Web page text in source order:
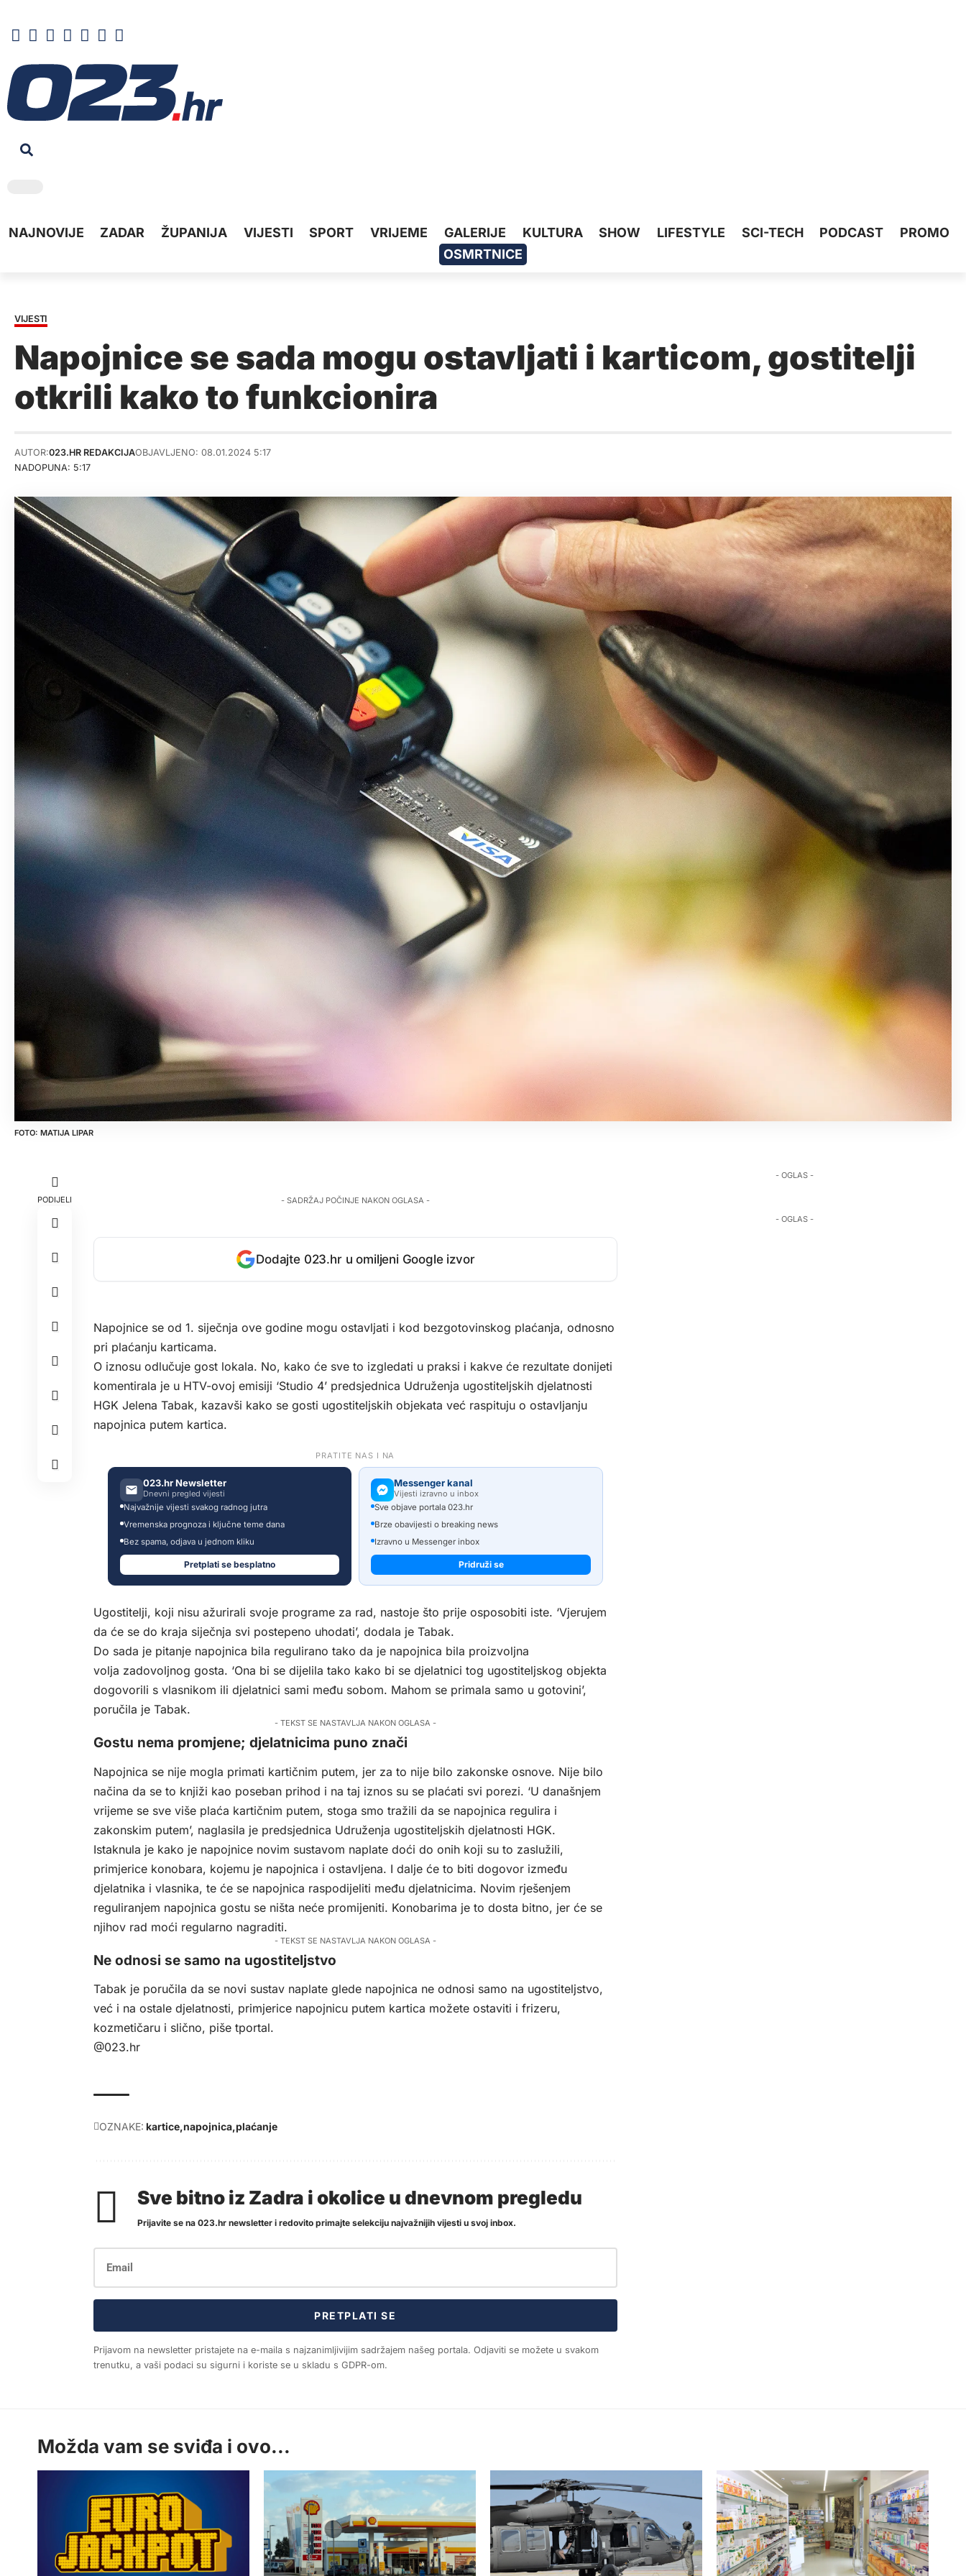
NAJNOVIJE ZADAR ŽUPANIJA VIJESTI SPORT VRIJEME GALERIJE KULTURA SHOW LIFESTYLE SCI-TECH PODCAST
PROMO
OSMRTNICE
VIJESTI
Napojnice se sada mogu ostavljati i karticom, gostitelji
otkrili kako to funkcionira
NADOPUNA: 5:17
AUTOR:023.HR REDAKCIJAOBJAVLJENO: 08.01.2024 5:17
MATIJA LIPAR
PODIJELI - SADRŽAJ POČINJE NAKON OGLASA -
Dodajte 023.hr u omiljeni Google izvor
Napojnice se od 1. siječnja ove godine mogu ostavljati i kod bezgotovinskog plaćanja, odnosno
pri plaćanju karticama.
O iznosu odlučuje gost lokala. No, kako će sve to izgledati u praksi i kakve će rezultate donijeti
komentirala je u HTV-ovoj emisiji ‘Studio 4’ predsjednica Udruženja ugostiteljskih djelatnosti
HGK Jelena Tabak, kazavši kako se gosti ugostiteljskih objekata već raspituju o ostavljanju
napojnica putem kartica.
PRATITE NAS I NA
023.hr Newsletter
Dnevni pregled vijesti
Najvažnije vijesti svakog radnog jutra
Vremenska prognoza i ključne teme dana
Bez spama, odjava u jednom kliku
Pretplati se besplatno
Messenger kanal
Vijesti izravno u inbox
Sve objave portala 023.hr
Brze obavijesti o breaking news
Izravno u Messenger inbox
Pridruži se
Ugostitelji, koji nisu ažurirali svoje programe za rad, nastoje što prije osposobiti iste. ‘Vjerujem
da će se do kraja siječnja svi postepeno uhodati’, dodala je Tabak.
Do sada je pitanje napojnica bila regulirano tako da je napojnica bila proizvoljna
volja zadovoljnog gosta. ‘Ona bi se dijelila tako kako bi se djelatnici tog ugostiteljskog objekta
dogovorili s vlasnikom ili djelatnici sami među sobom. Mahom se primala samo u gotovini’,
poručila je Tabak.
- TEKST SE NASTAVLJA NAKON OGLASA -
Gostu nema promjene; djelatnicima puno znači
Napojnica se nije mogla primati kartičnim putem, jer za to nije bilo zakonske osnove. Nije bilo
načina da se to knjiži kao poseban prihod i na taj iznos su se plaćati svi porezi. ‘U današnjem
vrijeme se sve više plaća kartičnim putem, stoga smo tražili da se napojnica regulira i
zakonskim putem’, naglasila je predsjednica Udruženja ugostiteljskih djelatnosti HGK.
Istaknula je kako je napojnice novim sustavom naplate doći do onih koji su to zaslužili,
primjerice konobara, kojemu je napojnica i ostavljena. I dalje će to biti dogovor između
djelatnika i vlasnika, te će se napojnica raspodijeliti među djelatnicima. Novim rješenjem
reguliranjem napojnica gostu se ništa neće promijeniti. Konobarima je to dosta bitno, jer će se
njihov rad moći regularno nagraditi.
- TEKST SE NASTAVLJA NAKON OGLASA -
Ne odnosi se samo na ugostiteljstvo
Tabak je poručila da se novi sustav naplate glede napojnica ne odnosi samo na ugostiteljstvo,
već i na ostale djelatnosti, primjerice napojnicu putem kartica možete ostaviti i frizeru,
kozmetičaru i slično, piše tportal.
@023.hr
OZNAKE: kartice napojnica plaćanje
Sve bitno iz Zadra i okolice u dnevnom pregledu
Prijavite se na 023.hr newsletter i redovito primajte selekciju najvažnijih vijesti u svoj inbox.
PRETPLATI SE
Prijavom na newsletter pristajete na e-maila s najzanimljivijim sadržajem našeg portala. Odjaviti se možete u svakom
trenutku, a vaši podaci su sigurni i koriste se u skladu s GDPR-om.
- OGLAS -
- OGLAS -
Možda vam se sviđa i ovo...